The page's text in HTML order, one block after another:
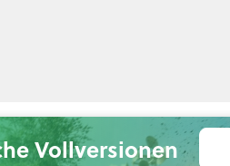
Vollversionen